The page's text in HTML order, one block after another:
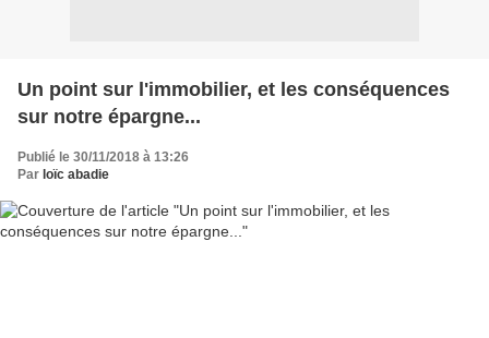
Un point sur l'immobilier, et les conséquences
sur notre épargne...
Publié le 30/11/2018 à 13:26
Par loïc abadie